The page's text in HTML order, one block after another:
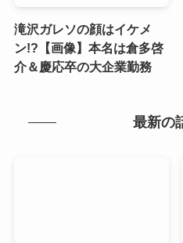
滝沢ガレソの顔はイケメ
ン!?【画像】本名は倉多啓
介＆慶応卒の大企業勤務
最新の